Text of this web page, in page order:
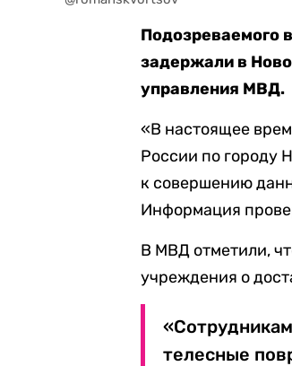
Подозреваемого
задержали в
управления МВД.
«В настоящее
России по городу
к совершению
Информация
В МВД отметили,
учреждения о
телесные